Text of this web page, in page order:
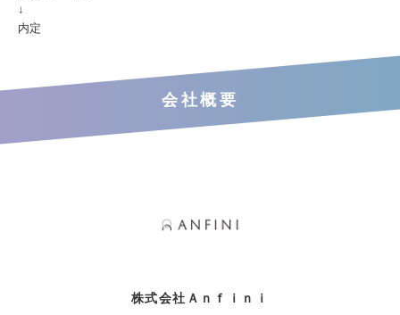
↓
内定
会社概要
株式会社Ａｎｆｉｎｉ